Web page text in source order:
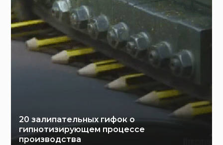
20 залипательных гифок о
гипнотизирующем процессе
производства